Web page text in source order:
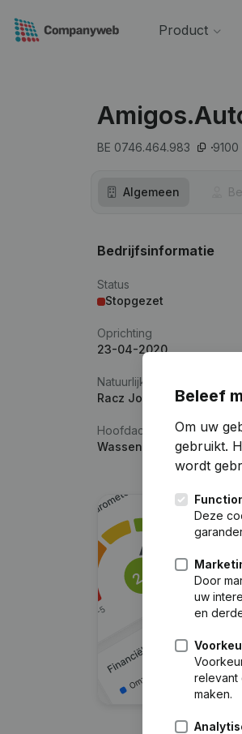
Product
BE 0746.464.983 9100
Algemeen
Bedrijfsinformatie
Status
Stopgezet
Oprichting
23-04-2020
Natuurlijke persoon
Racz Josef
Hoofdactiviteit
Wassen en poetsen van
Beleef
Om uw
gebruikt.
wordt
Deze
Door
uw
en
relevant
maken.